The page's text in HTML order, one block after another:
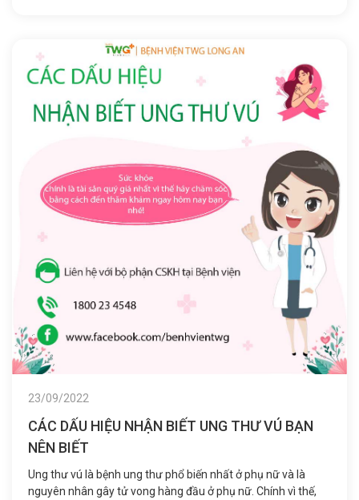
23/09/2022
CÁC DẤU HIỆU NHẬN BIẾT UNG THƯ VÚ BẠN
NÊN BIẾT
Ung thư vú là bệnh ung thư phổ biến nhất ở phụ nữ và là
nguyên nhân gây tử vong hàng đầu ở phụ nữ. Chính vì thế,